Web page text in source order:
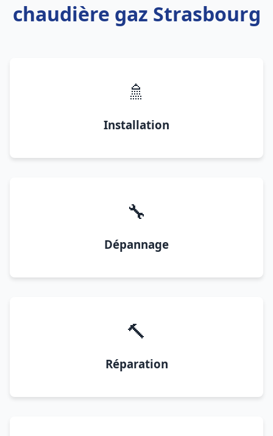
chaudière gaz Strasbourg
🚿
Installation
🔧
Dépannage
🔨
Réparation